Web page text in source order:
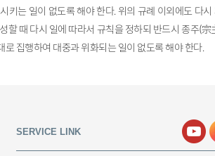
키는 일이 없도록 해야 한다. 위의 규례 이외에도 다시
할 때 다시 일에 따라서 규칙을 정하되 반드시 종주(宗
집행하여 대중과 위화되는 일이 없도록 해야 한다.
SERVICE LINK